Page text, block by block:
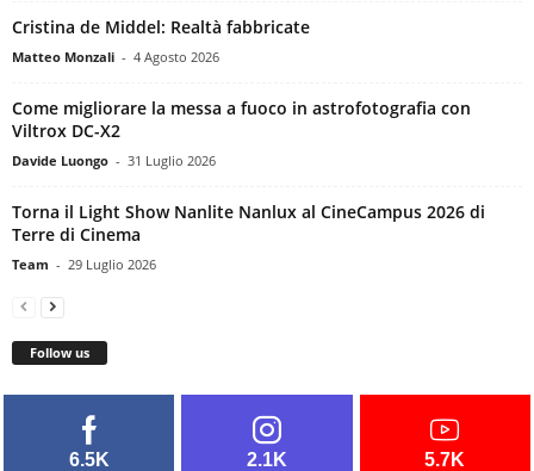
Cristina de Middel: Realtà fabbricate
Matteo Monzali - 4 Agosto 2026
Come migliorare la messa a fuoco in astrofotografia con
Viltrox DC-X2
Davide Luongo - 31 Luglio 2026
Torna il Light Show Nanlite Nanlux al CineCampus 2026 di
Terre di Cinema
Team - 29 Luglio 2026
Follow us
6.5K 2.1K 5.7K